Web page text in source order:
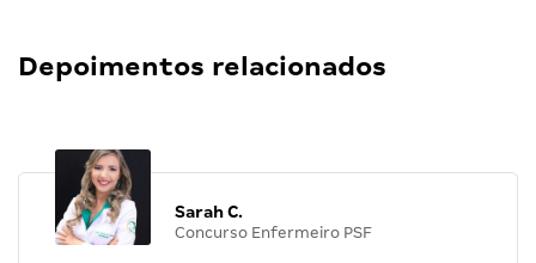
Depoimentos relacionados
Sarah C.
Concurso Enfermeiro PSF